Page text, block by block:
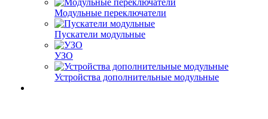
Модульные переключатели
Пускатели модульные
УЗО
Устройства дополнительные модульные